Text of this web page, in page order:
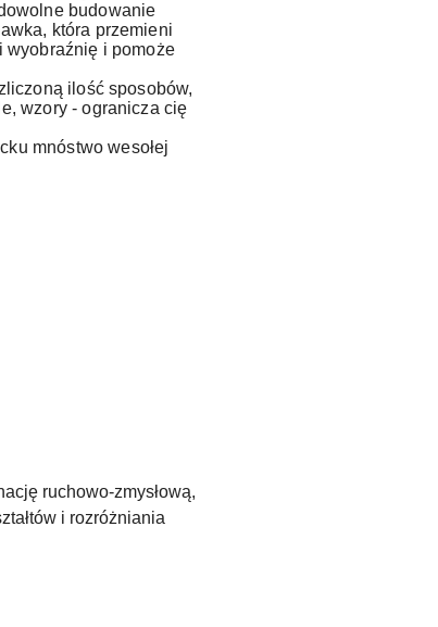
budowanie
która przemieni
wyobraźnię i pomoże
ilość sposobów,
wzory - ogranicza cię
mnóstwo wesołej
ruchowo-zmysłową,
i rozróżniania